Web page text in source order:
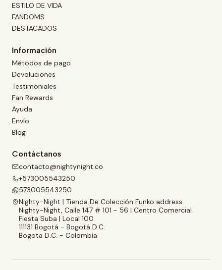
ESTILO DE VIDA
FANDOMS
DESTACADOS
Información
Métodos de pago
Devoluciones
Testimoniales
Fan Rewards
Ayuda
Envío
Blog
Contáctanos
contacto@nightynight.co
+573005543250
573005543250
Nighty-Night | Tienda De Colección Funko address
Nighty-Night, Calle 147 # 101 - 56 | Centro Comercial
Fiesta Suba | Local 100
111131 Bogotá - Bogotá D.C.
Bogota D.C. - Colombia